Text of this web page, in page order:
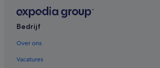
Particuliere vakantiehuizen in Benalmádena Costa
Bedrijf
Over ons
Vacatures